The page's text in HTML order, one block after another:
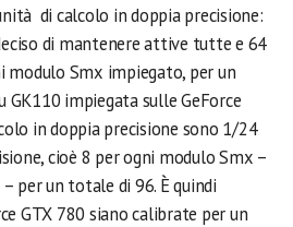
di calcolo in doppia precisione:
di mantenere attive tutte e 64
Smx impiegato, per un
impiegata sulle GeForce
in doppia precisione sono 1/24
cioè 8 per ogni modulo Smx –
per un totale di 96. È quindi
GTX 780 siano calibrate per un